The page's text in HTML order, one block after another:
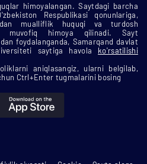
himoyalangan. Saytdagi barcha
Respublikasi qonunlariga,
mualliflik huquqi va turdosh
muvofiq himoya qilinadi. Sayt
foydalanganda, Samarqand davlat
saytiga havola ko'rsatilishi
aniqlasangiz, ularni belgilab,
Ctrl+Enter tugmalarini bosing